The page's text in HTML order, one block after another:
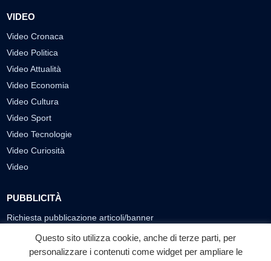
VIDEO
Video Cronaca
Video Politica
Video Attualità
Video Economia
Video Cultura
Video Sport
Video Tecnologie
Video Curiosità
Video
PUBBLICITÀ
Richiesta pubblicazione articoli/banner
SEGUICI SUI SOCIAL
Questo sito utilizza cookie, anche di terze parti, per
personalizzare i contenuti come widget per ampliare le